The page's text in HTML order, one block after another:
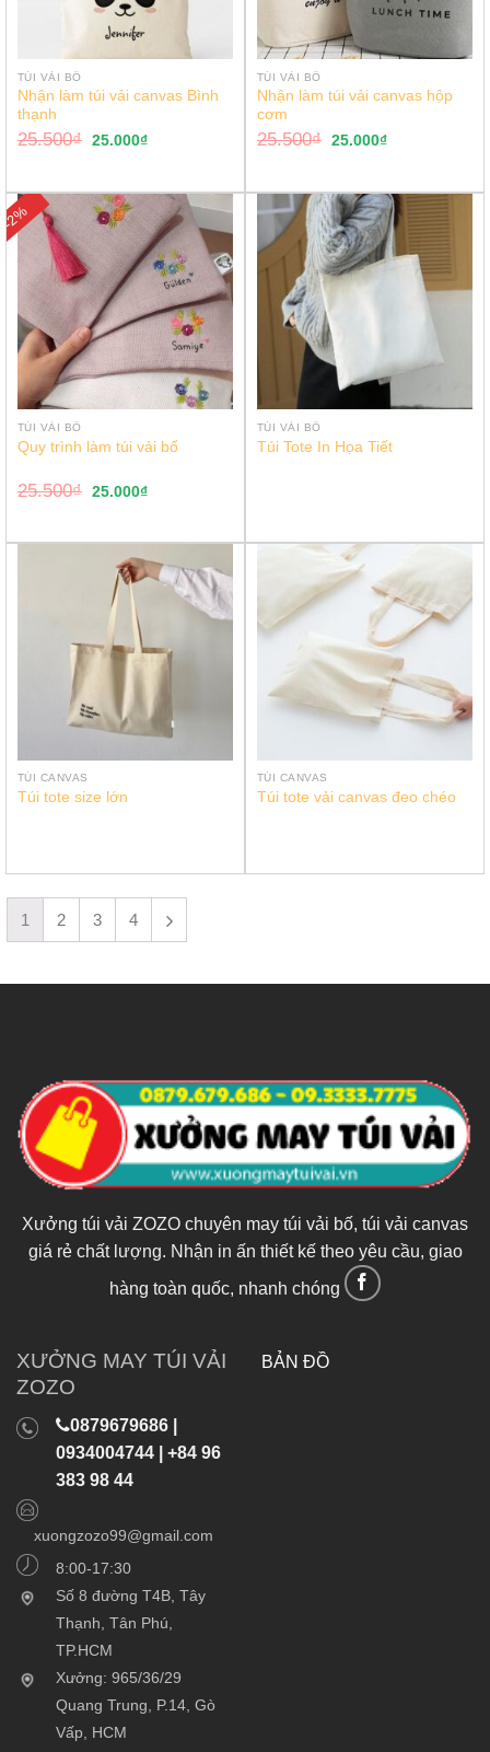
TÚI VẢI BỐ
Nhận làm túi vải canvas Bình
thạnh
25.500₫ 25.000₫
TÚI VẢI BỐ
Nhận làm túi vải canvas hộp
cơm
25.500₫ 25.000₫
-2%
TÚI VẢI BỐ
Quy trình làm túi vải bố
25.500₫ 25.000₫
TÚI VẢI BỐ
Túi Tote In Họa Tiết
TÚI CANVAS
Túi tote size lớn
TÚI CANVAS
Túi tote vải canvas đeo chéo
1 2 3 4
Xưởng túi vải ZOZO chuyên may túi vải bố, túi vải canvas
giá rẻ chất lượng. Nhận in ấn thiết kế theo yêu cầu, giao
hàng toàn quốc, nhanh chóng
XƯỞNG MAY TÚI VẢI
ZOZO
0879679686 |
0934004744 | +84 96
383 98 44
xuongzozo99@gmail.com
8:00-17:30
Số 8 đường T4B, Tây
Thạnh, Tân Phú,
TP.HCM
Xưởng: 965/36/29
Quang Trung, P.14, Gò
Vấp, HCM
BẢN ĐỒ